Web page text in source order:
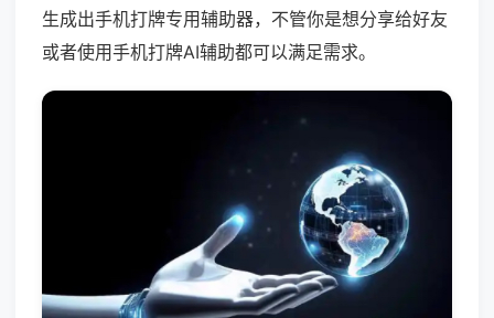
生成出手机打牌专用辅助器，不管你是想分享给好友
或者使用手机打牌AI辅助都可以满足需求。